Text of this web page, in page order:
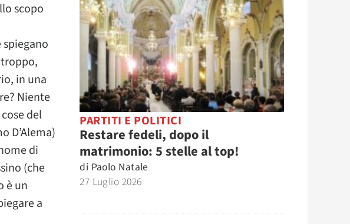
scopo
spiegano
in una
Niente
del
D’Alema)
di
(che
è un
a
PARTITI E POLITICI
Restare fedeli, dopo il
matrimonio: 5 stelle al top!
di Paolo Natale
27 Luglio 2026